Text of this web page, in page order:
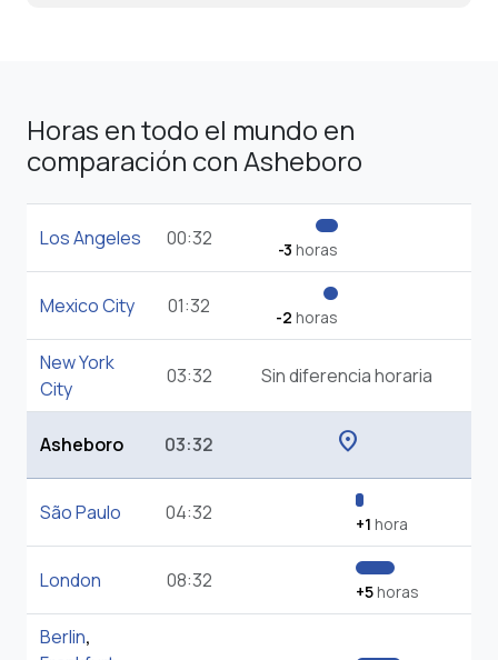
Horas en todo el mundo en
comparación con Asheboro
Los Angeles 00:32 -3 horas
Mexico City 01:32 -2 horas
New York
City
03:32 Sin diferencia horaria
Asheboro 03:32 location_on
São Paulo 04:32 +1 hora
London 08:32 +5horas
Berlin,